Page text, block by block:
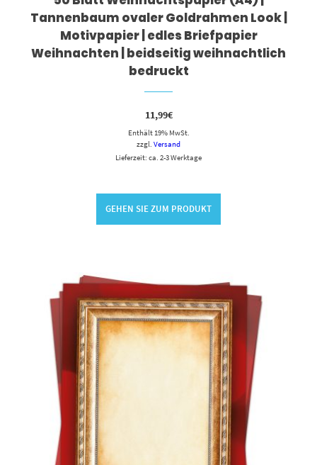
Tannenbaum ovaler Goldrahmen Look |
Motivpapier | edles Briefpapier
Weihnachten | beidseitig weihnachtlich
bedruckt
11,99€
Enthält 19% MwSt.
zzgl. Versand
Lieferzeit: ca. 2-3 Werktage
GEHEN SIE ZUM PRODUKT